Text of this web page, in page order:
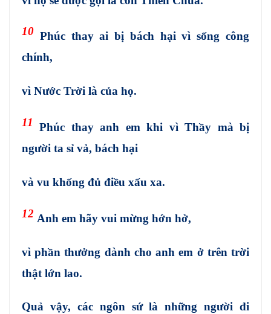
10 Phúc thay ai bị bách hại vì sống công
chính,
vì Nước Trời là của họ.
11 Phúc thay anh em khi vì Thầy mà bị
người ta sỉ vả, bách hại
và vu khống đủ điều xấu xa.
12 Anh em hãy vui mừng hớn hở,
vì phần thưởng dành cho anh em ở trên trời
thật lớn lao.
Quả vậy, các ngôn sứ là những người đi